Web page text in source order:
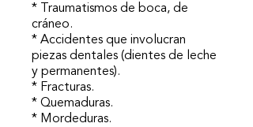
* Traumatismos de boca, de
cráneo.
* Accidentes que involucran
piezas dentales (dientes de leche
y permanentes).
* Fracturas.
* Quemaduras.
* Mordeduras.